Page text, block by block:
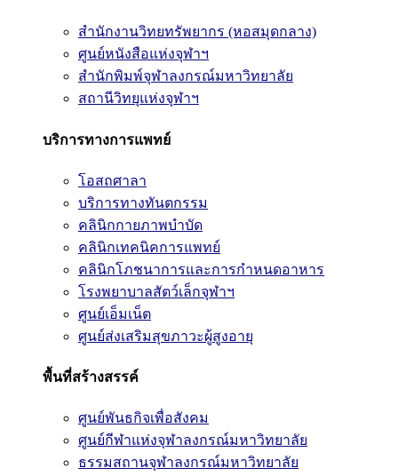
สำนักงานวิทยทรัพยากร (หอสมุดกลาง)
ศูนย์หนังสือแห่งจุฬาฯ
สำนักพิมพ์จุฬาลงกรณ์มหาวิทยาลัย
สถานีวิทยุแห่งจุฬาฯ
บริการทางการแพทย์
โอสถศาลา
บริการทางทันตกรรม
คลินิกกายภาพบำบัด
คลินิกเทคนิคการแพทย์
คลินิกโภชนาการและการกำหนดอาหาร
โรงพยาบาลสัตว์เล็กจุฬาฯ
ศูนย์เอ็มเน็ต
ศูนย์ส่งเสริมสุขภาวะผู้สูงอายุ
พื้นที่สร้างสรรค์
ศูนย์พันธกิจเพื่อสังคม
ศูนย์กีฬาแห่งจุฬาลงกรณ์มหาวิทยาลัย
ธรรมสถานจุฬาลงกรณ์มหาวิทยาลัย